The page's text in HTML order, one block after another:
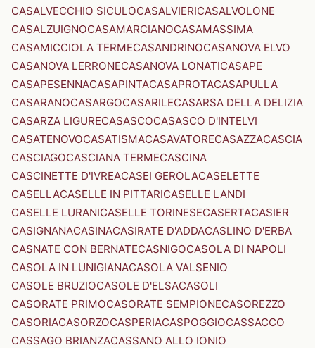
CASALVECCHIO SICULOCASALVIERICASALVOLONE
CASALZUIGNOCASAMARCIANOCASAMASSIMA
CASAMICCIOLA TERMECASANDRINOCASANOVA ELVO
CASANOVA LERRONECASANOVA LONATICASAPE
CASAPESENNACASAPINTACASAPROTACASAPULLA
CASARANOCASARGOCASARILECASARSA DELLA DELIZIA
CASARZA LIGURECASASCOCASASCO D'INTELVI
CASATENOVOCASATISMACASAVATORECASAZZACASCIA
CASCIAGOCASCIANA TERMECASCINA
CASCINETTE D'IVREACASEI GEROLACASELETTE
CASELLACASELLE IN PITTARICASELLE LANDI
CASELLE LURANICASELLE TORINESECASERTACASIER
CASIGNANACASINACASIRATE D'ADDACASLINO D'ERBA
CASNATE CON BERNATECASNIGOCASOLA DI NAPOLI
CASOLA IN LUNIGIANACASOLA VALSENIO
CASOLE BRUZIOCASOLE D'ELSACASOLI
CASORATE PRIMOCASORATE SEMPIONECASOREZZO
CASORIACASORZOCASPERIACASPOGGIOCASSACCO
CASSAGO BRIANZACASSANO ALLO IONIO